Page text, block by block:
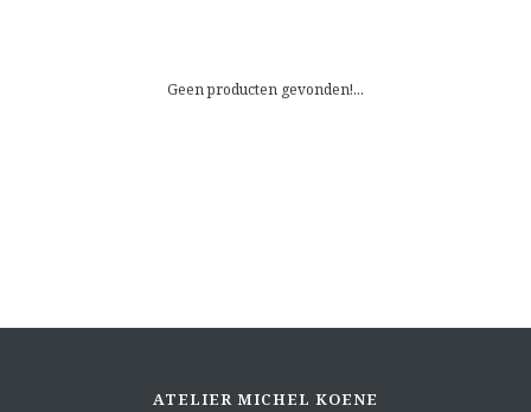
Geen producten gevonden!...
ATELIER MICHEL KOENE